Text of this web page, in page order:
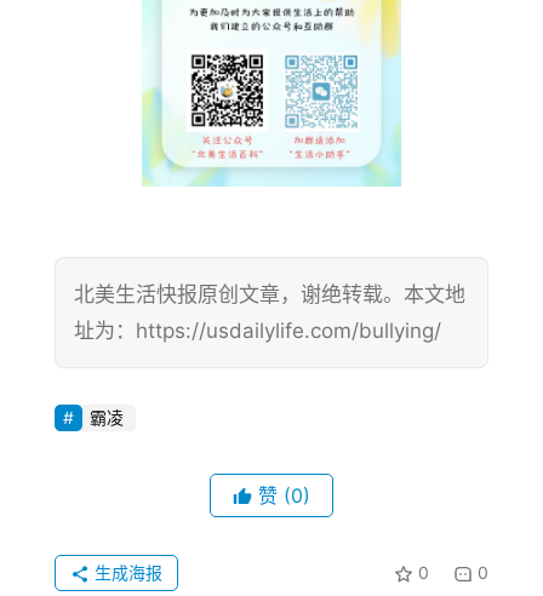
北美生活快报原创文章，谢绝转载。本文地
址为：https://usdailylife.com/bullying/
霸凌
赞 (0)
0 0
生成海报